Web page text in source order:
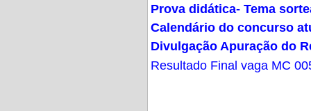
Prova didática- Tema
Calendário do concurso
Divulgação Apuração do
Resultado Final vaga MC